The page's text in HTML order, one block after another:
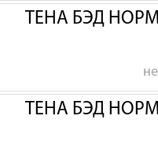
ТЕНА БЭД
ТЕНА БЭД